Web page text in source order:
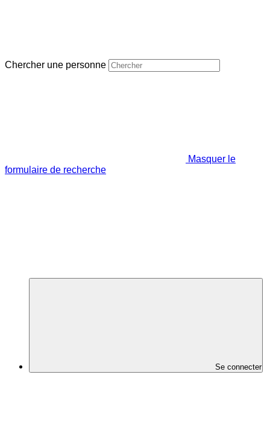
Chercher une personne
Masquer le
formulaire de recherche
Se connecter